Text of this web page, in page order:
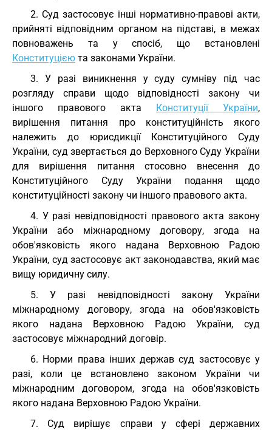
2. Суд застосовує інші нормативно-правові акти,
прийняті відповідним органом на підставі, в межах
повноважень та у спосіб, що встановлені
Конституцією та законами України.
3. У разі виникнення у суду сумніву під час
розгляду справи щодо відповідності закону чи
іншого правового акта Конституції України,
вирішення питання про конституційність якого
належить до юрисдикції Конституційного Суду
України, суд звертається до Верховного Суду України
для вирішення питання стосовно внесення до
Конституційного Суду України подання щодо
конституційності закону чи іншого правового акта.
4. У разі невідповідності правового акта закону
України або міжнародному договору, згода на
обов'язковість якого надана Верховною Радою
України, суд застосовує акт законодавства, який має
вищу юридичну силу.
5. У разі невідповідності закону України
міжнародному договору, згода на обов'язковість
якого надана Верховною Радою України, суд
застосовує міжнародний договір.
6. Норми права інших держав суд застосовує у
разі, коли це встановлено законом України чи
міжнародним договором, згода на обов'язковість
якого надана Верховною Радою України.
7. Суд вирішує справи у сфері державних